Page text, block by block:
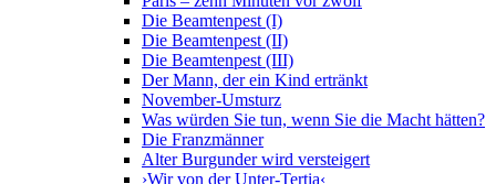
Die Beamtenpest (I)
Die Beamtenpest (II)
Die Beamtenpest (III)
Der Mann, der ein Kind ertränkt
November-Umsturz
Was würden Sie tun, wenn Sie die Macht hätten?
Die Franzmänner
Alter Burgunder wird versteigert
›Wir von der Unter-Tertia‹